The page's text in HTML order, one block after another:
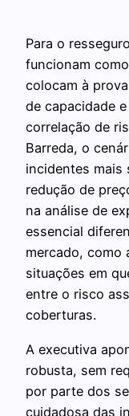
Para o
funcionam
colocam à
de capacidade
correlação de
Barreda, o
incidentes
redução de
na análise de
essencial
mercado, como
situações em
entre o risco
coberturas.
A executiva
robusta, sem
por parte dos
cuidadosa das